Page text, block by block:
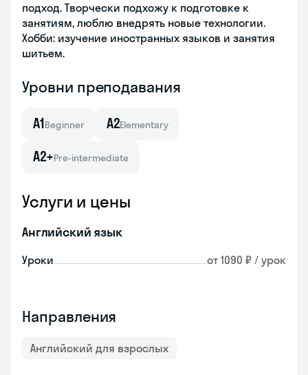
подход. Творчески подхожу к подготовке к
занятиям, люблю внедрять новые технологии.
Хобби: изучение иностранных языков и занятия
шитьем.
Уровни преподавания
A1Beginner A2Elementary
A2+Pre-intermediate
Услуги и цены
Английский язык
Уроки от 1090 ₽ / урок
Направления
Английский для взрослых